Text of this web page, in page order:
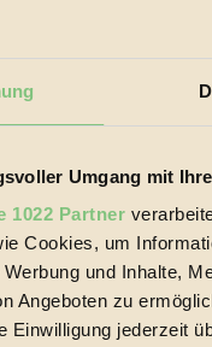
Umgang mit
1022 Partner
Cookies, um
und Inhalte,
Angeboten zu
Einwilligung jederzeit